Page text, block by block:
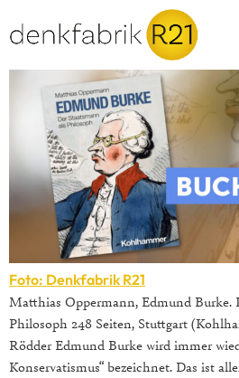
Foto: Denkfabrik R21
Matthias Oppermann, Edmund Burke.
Philosoph 248 Seiten, Stuttgart
Rödder Edmund Burke wird immer
Konservatismus“ bezeichnet. Das ist